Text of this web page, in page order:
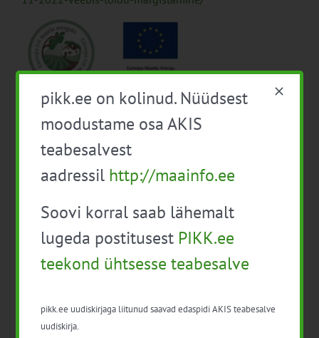
Lisa kalendrisse
Facebook
X LinkedIn
Email
Keskkonnasõbraliku
pikk.ee on kolinud. Nüüdsest
moodustame osa AKIS
teabesalvest
aadressil http://maainfo.ee
Soovi korral saab lähemalt
lugeda postitusest PIKK.ee
teekond ühtsesse teabesalve
pikk.ee uudiskirjaga liitunud saavad edaspidi AKIS teabesalve
uudiskirja.